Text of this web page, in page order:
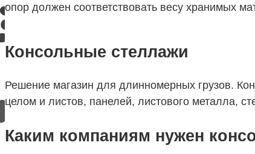
опор должен соответствовать весу хранимых
Консольные стеллажи
Решение магазин для длинномерных грузов.
целом и листов, панелей, листового металла,
Каким компаниям нужен